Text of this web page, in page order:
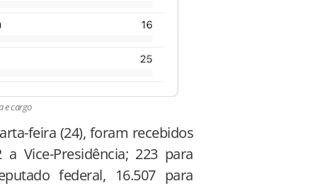
e cargo
feira (24), foram recebidos
Vice-Presidência; 223 para
federal, 16.507 para